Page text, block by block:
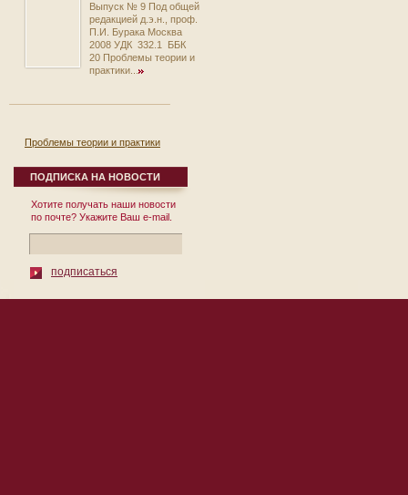
Выпуск № 9 Под общей
редакцией д.э.н., проф.
П.И. Бурака Москва
2008 УДК 332.1 ББК
20 Проблемы теории и
практики...
Проблемы теории и практики
экономики. Выпуск 8.
12 сентября 2007
Сборник научных
трудов Выпуск № 8
Под общей редакцией
332.1 ББК ...
ПОДПИСКА НА НОВОСТИ
Хотите получать наши новости
по почте? Укажите Ваш e-mail.
подписаться